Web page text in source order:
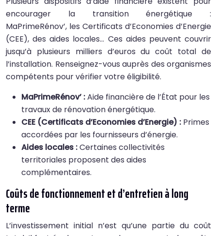
encourager la transition énergétique :
MaPrimeRénov’, les Certificats d’Economies d’Energie
(CEE), des aides locales… Ces aides peuvent couvrir
jusqu’à plusieurs milliers d’euros du coût total de
l’installation. Renseignez-vous auprès des organismes
compétents pour vérifier votre éligibilité.
MaPrimeRénov’ :Aide financière de l’État pour les
travaux de rénovation énergétique.
CEE (Certificats d’Economies d’Energie) : Primes
accordées par les fournisseurs d’énergie.
Aides locales :Certaines collectivités
territoriales proposent des aides
complémentaires.
Coûts de fonctionnement et d’entretien à long
terme
L’investissement initial n’est qu’une partie du coût